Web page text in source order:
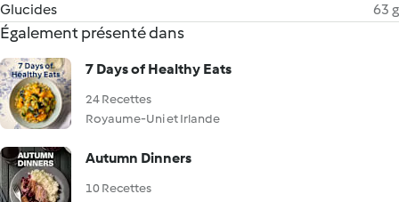
Glucides
63 g
Également présenté dans
7 Days of Healthy Eats
24 Recettes
Royaume-Uni et Irlande
Autumn Dinners
10 Recettes